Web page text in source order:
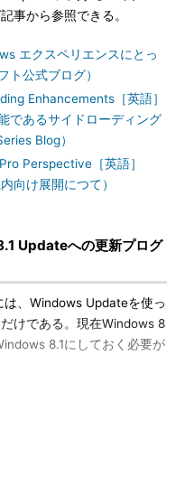
事から参照できる。
エクスペリエンスにとっ
ト公式ブログ）
Enhancements［英語］
であるサイドローディング
Blog）
Perspective［英語］
向け展開につて）
Updateへの更新プログ
、Windows Updateを使っ
けである。現在Windows 8
8.1にしておく必要が